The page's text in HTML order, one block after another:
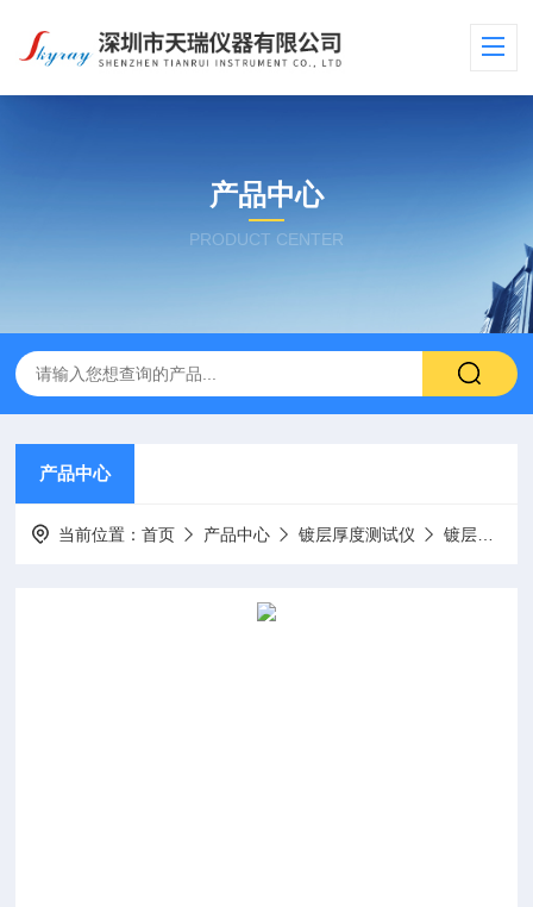
产品中心
PRODUCT CENTER
产品中心
当前位置：首页 产品中心 镀层厚度测试仪 镀层测厚仪